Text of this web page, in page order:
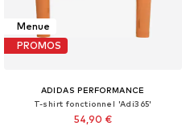
Menue
PROMOS
ADIDAS PERFORMANCE
T-shirt fonctionnel 'Adi365'
54,90 €